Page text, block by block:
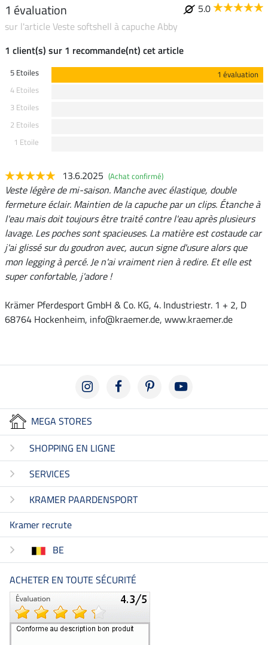
1 évaluation
5.0
sur l'article Veste softshell à capuche Abby
1 client(s) sur 1 recommande(nt) cet article
5 Etoiles
1 évaluation
4 Etoiles
3 Etoiles
2 Etoiles
1 Etoile
13.6.2025 (Achat confirmé)
Veste légère de mi-saison. Manche avec élastique, double
fermeture éclair. Maintien de la capuche par un clips. Étanche à
l'eau mais doit toujours être traité contre l'eau après plusieurs
lavage. Les poches sont spacieuses. La matière est costaude car
j'ai glissé sur du goudron avec, aucun signe d'usure alors que
mon legging à percé. Je n'ai vraiment rien à redire. Et elle est
super confortable, j'adore !
Krämer Pferdesport GmbH & Co. KG, 4. Industriestr. 1 + 2, D
68764 Hockenheim, info@kraemer.de, www.kraemer.de
MEGA STORES
SHOPPING EN LIGNE
SERVICES
KRAMER PAARDENSPORT
Kramer recrute
BE
ACHETER EN TOUTE SÉCURITÉ